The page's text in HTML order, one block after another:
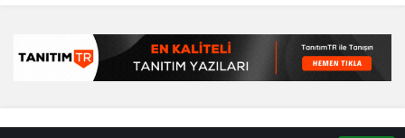
en iyiler